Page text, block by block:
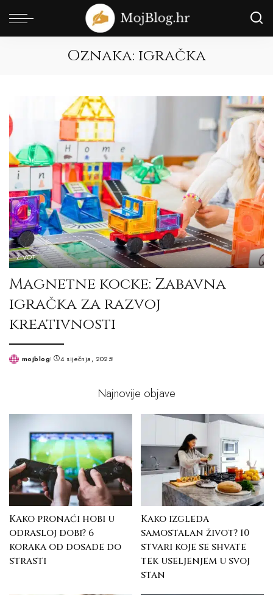
Oznaka: igračka
ŽIVOT
Magnetne kocke: Zabavna
igračka za razvoj
kreativnosti
Postedmojblog 4 siječnja, 2025
Najnovije objave
Kako pronaći hobi u
odrasloj dobi? 6
koraka od dosade do
strasti
Kako izgleda
samostalan život? 10
stvari koje se shvate
tek useljenjem u svoj
stan